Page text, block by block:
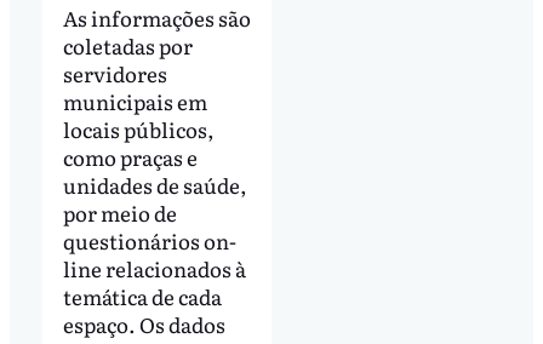
As informações são
coletadas por
servidores
municipais em
locais públicos,
como praças e
unidades de saúde,
por meio de
questionários on-
line relacionados à
temática de cada
espaço. Os dados